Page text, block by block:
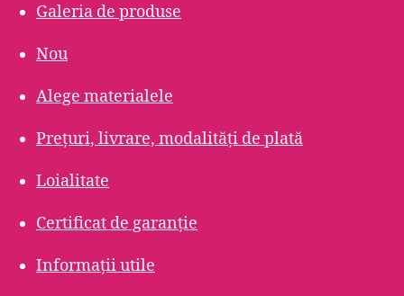
Galeria de produse
Nou
Alege materialele
Prețuri, livrare, modalități de plată
Loialitate
Certificat de garanție
Informații utile